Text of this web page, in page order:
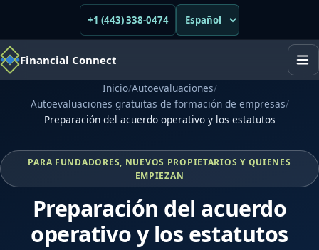
+1 (443) 338-0474
Financial Connect
Inicio/Autoevaluaciones/
Autoevaluaciones gratuitas de formación de empresas/
Preparación del acuerdo operativo y los estatutos
PARA FUNDADORES, NUEVOS PROPIETARIOS Y QUIENES
EMPIEZAN
Preparación del acuerdo
operativo y los estatutos